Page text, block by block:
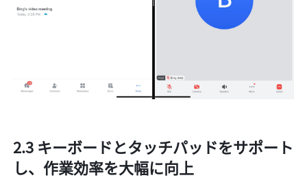
2.3 キーボードとタッチパッドをサポート
し、作業効率を大幅に向上